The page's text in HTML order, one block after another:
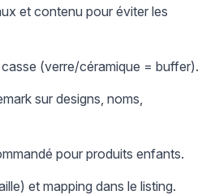
et contenu pour éviter les
(verre/céramique = buffer).
sur designs, noms,
pour produits enfants.
et mapping dans le listing.